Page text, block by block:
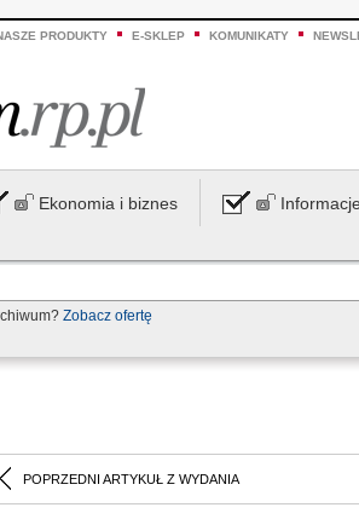
PRODUKTY E-SKLEP KOMUNIKATY
Ekonomia i biznes
Zobacz ofertę
POPRZEDNI ARTYKUŁ Z WYDANIA